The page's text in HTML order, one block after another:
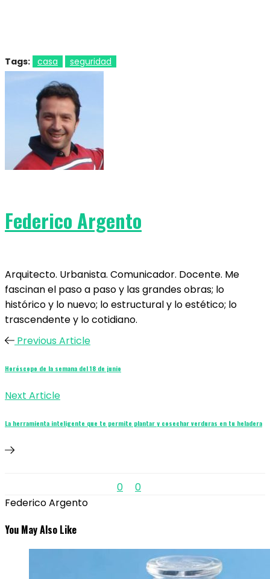
Tags: casa seguridad
Federico Argento
Arquitecto. Urbanista. Comunicador. Docente. Me
fascinan el paso a paso y las grandes obras; lo
histórico y lo nuevo; lo estructural y lo estético; lo
trascendente y lo cotidiano.
Previous Article
Horóscopo de la semana del 18 de junio
Next Article
La herramienta inteligente que te permite plantar y cosechar verduras en tu heladera
0
0
Federico Argento
You May Also Like